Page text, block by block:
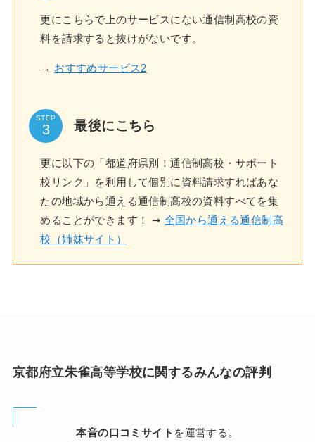
更にこちらで上のサービスにない通信制高校の資
料を請求すると抜けがないです。
→ おすすめサービス2
STEP
最後にこちら
更に以下の「都道府県別！通信制高校・サポート
校リンク」を利用して個別に資料請求すればあな
たの地域から通える通信制高校の資料すべてを集
めることができます！ ➞ 全国から通える通信制高
校（姉妹サイト）
京都府立朱雀高等学校に関するみんなの評判
本音の口コミサイト を運営する。